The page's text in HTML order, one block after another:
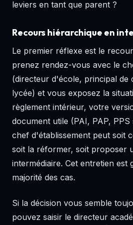
leviers en tant que parent ?
Recours hiérarchique en
Le premier réflexe est le
prenez rendez-vous avec le
(directeur d'école, principal de
lycée) et vous exposez la
règlement intérieur, votre
document utile (PAI, PAP,
chef d'établissement peut soit
soit la réformer, soit proposer
intermédiaire. Cet entretien est
majorité des cas.
Si la décision vous semble
pouvez saisir le directeur